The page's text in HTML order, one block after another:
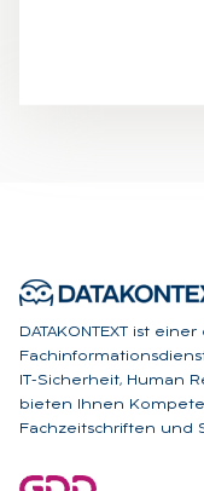
DATAKONTEXT ist
IT-Sicherheit, Human
bieten Ihnen
Fachzeitschriften und